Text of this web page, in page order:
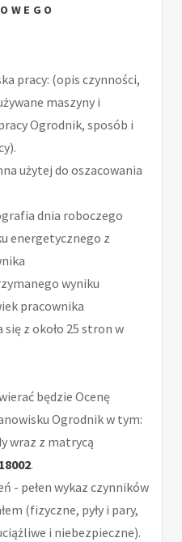
pracy: (opis czynności,
maszyny i
Ogrodnik, sposób i
użytej do oszacowania
dnia roboczego
energetycznego z
wyniku
pracownika
się z około 25 stron w
będzie Ocenę
Ogrodnik w tym:
wraz z matrycą
.
- pełen wykaz czynników
(fizyczne, pyły i pary,
i niebezpieczne).